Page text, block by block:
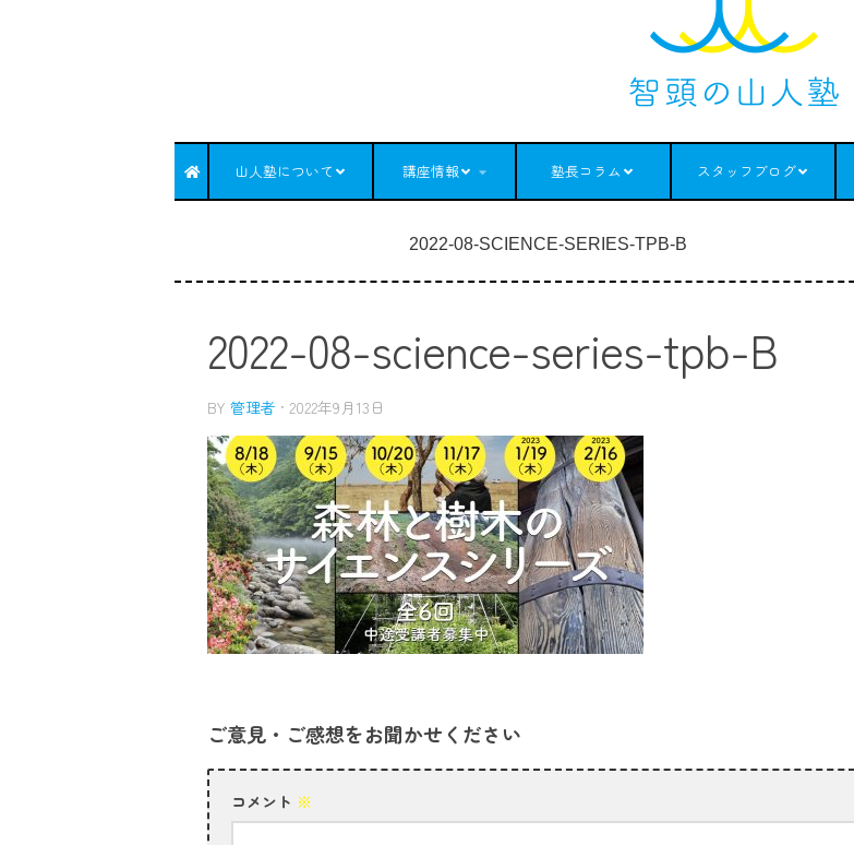
山人塾について 講座情報 塾長コラム スタッフブログ
2022-08-SCIENCE-SERIES-TPB-B
2022-08-science-series-tpb-B
BY 管理者 · 2022年9月13日
ご意見・ご感想をお聞かせください
コメント ※